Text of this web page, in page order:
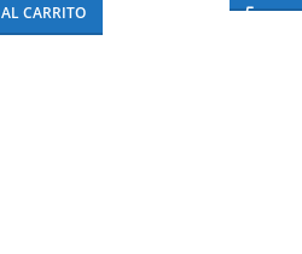
CARRITO